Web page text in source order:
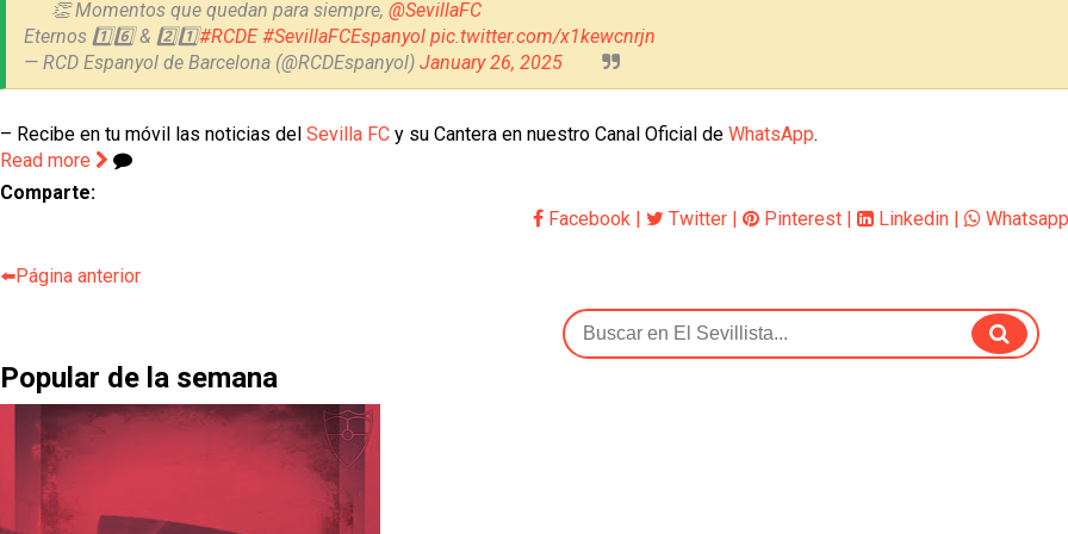
👏 Momentos que quedan para siempre, @SevillaFC
Eternos 1️⃣6️⃣ & 2️⃣1️⃣#RCDE #SevillaFCEspanyol pic.twitter.com/x1kewcnrjn
— RCD Espanyol de Barcelona (@RCDEspanyol) January 26, 2025
– Recibe en tu móvil las noticias del Sevilla FC y su Cantera en nuestro Canal Oficial de WhatsApp.
Read more
Comparte:
Facebook
Twitter Pinterest Linkedin Whatsapp
⬅️Página anterior
Popular de la semana